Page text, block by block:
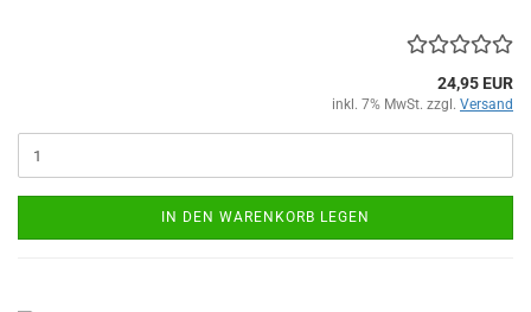
24,95 EUR
inkl. 7% MwSt. zzgl. Versand
IN DEN WARENKORB LEGEN